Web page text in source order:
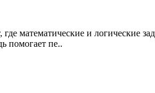
математические и логические
помогает пе..